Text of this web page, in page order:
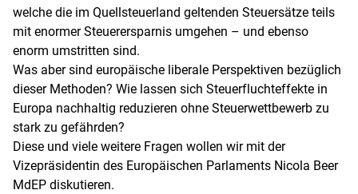
welche die im Quellsteuerland geltenden Steuersätze teils
mit enormer Steuerersparnis umgehen – und ebenso
enorm umstritten sind.
Was aber sind europäische liberale Perspektiven bezüglich
dieser Methoden? Wie lassen sich Steuerfluchteffekte in
Europa nachhaltig reduzieren ohne Steuerwettbewerb zu
stark zu gefährden?
Diese und viele weitere Fragen wollen wir mit der
Vizepräsidentin des Europäischen Parlaments Nicola Beer
MdEP diskutieren.